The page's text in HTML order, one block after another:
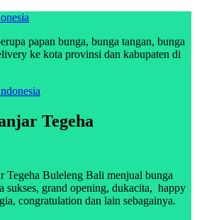
papan bunga, bunga tangan, bunga
ke kota provinsi dan kabupaten di
Tegeha
Tegeha Buleleng Bali menjual bunga
sukses, grand opening, dukacita, happy
congratulation dan lain sebagainya.